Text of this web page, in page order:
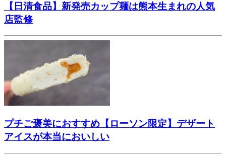
【日清食品】新発売カップ麺は熊本生まれの人気
店監修
プチご褒美におすすめ【ローソン限定】デザート
アイスが本当においしい